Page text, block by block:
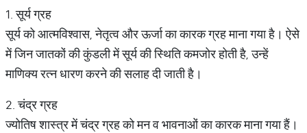
1. सूर्य ग्रह
सूर्य को आत्मविश्वास, नेतृत्व और ऊर्जा का कारक ग्रह माना गया है। ऐसे
में जिन जातकों की कुंडली में सूर्य की स्थिति कमजोर होती है, उन्हें
माणिक्य रत्न धारण करने की सलाह दी जाती है।
2. चंद्र ग्रह
ज्योतिष शास्त्र में चंद्र ग्रह को मन व भावनाओं का कारक माना गया हैं।